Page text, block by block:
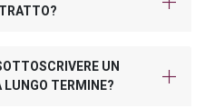
UN
LUNGO TERMINE?